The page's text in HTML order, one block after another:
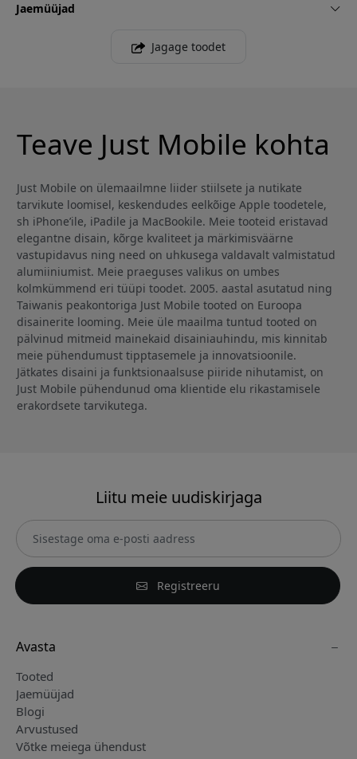
Jaemüüjad
Jagage toodet
Teave Just Mobile kohta
Just Mobile on ülemaailmne liider stiilsete ja nutikate
tarvikute loomisel, keskendudes eelkõige Apple toodetele,
sh iPhone’ile, iPadile ja MacBookile. Meie tooteid eristavad
elegantne disain, kõrge kvaliteet ja märkimisväärne
vastupidavus ning need on uhkusega valdavalt valmistatud
alumiiniumist. Meie praeguses valikus on umbes
kolmkümmend eri tüüpi toodet. 2005. aastal asutatud ning
Taiwanis peakontoriga Just Mobile tooted on Euroopa
disainerite looming. Meie üle maailma tuntud tooted on
pälvinud mitmeid mainekaid disainiauhindu, mis kinnitab
meie pühendumust tipptasemele ja innovatsioonile.
Jätkates disaini ja funktsionaalsuse piiride nihutamist, on
Just Mobile pühendunud oma klientide elu rikastamisele
erakordsete tarvikutega.
Liitu meie uudiskirjaga
Registreeru
Avasta
Tooted
Jaemüüjad
Blogi
Arvustused
Võtke meiega ühendust